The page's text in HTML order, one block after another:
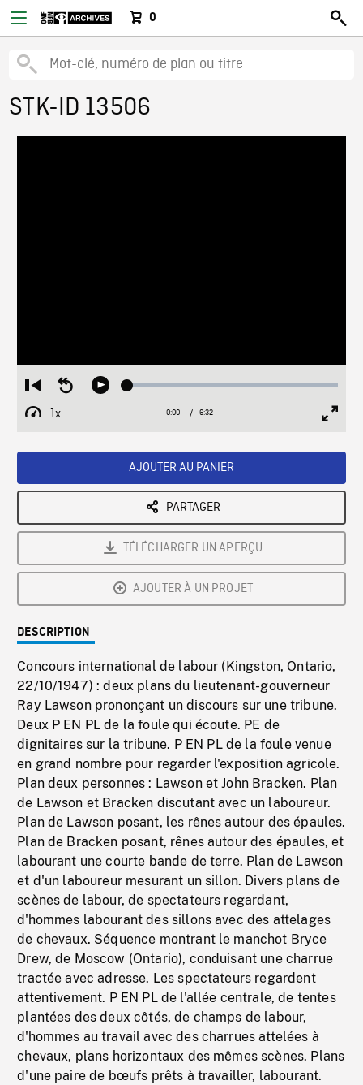
0
STK-ID 13506
Restart
from
beginning
Seek
Play Loaded:
1x
Playback
Current
0:00 / Duration
6:32
AJOUTER AU PANIER
PARTAGER
TÉLÉCHARGER UN APERÇU
AJOUTER À UN PROJET
DESCRIPTION
Concours international de labour (Kingston, Ontario,
22/10/1947) : deux plans du lieutenant-gouverneur
Ray Lawson prononçant un discours sur une tribune.
Deux P EN PL de la foule qui écoute. PE de
dignitaires sur la tribune. P EN PL de la foule venue
en grand nombre pour regarder l'exposition agricole.
Plan deux personnes : Lawson et John Bracken. Plan
de Lawson et Bracken discutant avec un laboureur.
Plan de Lawson posant, les rênes autour des épaules.
Plan de Bracken posant, rênes autour des épaules, et
labourant une courte bande de terre. Plan de Lawson
et d'un laboureur mesurant un sillon. Divers plans de
scènes de labour, de spectateurs regardant,
d'hommes labourant des sillons avec des attelages
de chevaux. Séquence montrant le manchot Bryce
Drew, de Moscow (Ontario), conduisant une charrue
tractée avec adresse. Les spectateurs regardent
attentivement. P EN PL de l'allée centrale, de tentes
plantées des deux côtés, de champs de labour,
d'hommes au travail avec des charrues attelées à
chevaux, plans horizontaux des mêmes scènes. Plans
d'une paire de bœufs prêts à travailler, labourant.